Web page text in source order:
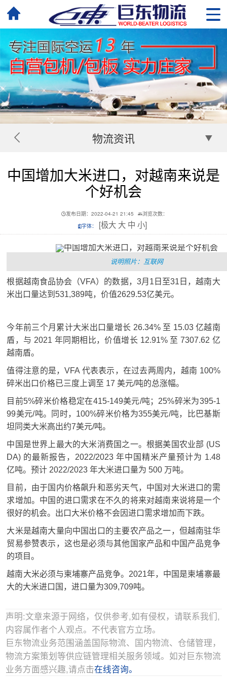
物流资讯
中国增加大米进口，对越南来说是
个好机会
发布日期：2022-04-21 21:45
浏览次数：
字体：
[极大 大 中 小]
说明照片：互联网
根据越南食品协会（VFA）的数据，3月1日至31日，越南大
米出口量达到531,389吨，价值2629.53亿美元。
今年前三个月累计大米出口量增长 26.34% 至 15.03 亿越南
盾，与 2021 年同期相比，价值增长 12.91% 至 7307.62 亿
越南盾。
值得注意的是，VFA 代表表示，在过去两周内，越南 100%
碎米出口价格已三度上调至 17 美元/吨的总涨幅。
目前5%碎米价格稳定在415-149美元/吨； 25%碎米为395-1
99美元/吨。
同时，100%碎米价格为355美元/吨，比巴基斯
坦同类大米高出约7美元/吨。
中国是世界上最大的大米消费国之一。 根据美国农业部 (US
DA) 的最新报告，2022/2023 年中国精米产量预计为 1.48
亿吨。预计 2022/2023 年大米进口量为 500 万吨。
目前，由于国内价格飙升和恶劣天气，中国对大米进口的需
求增加。 中国的进口需求在不久的将来对越南来说将是一个
很好的机会。 出口大米价格不会因进口需求增加而下跌。
大米是越南大量向中国出口的主要农产品之一，但越南驻华
贸易参赞表示，这也是必须与其他国家产品和中国产品竞争
的项目。
越南大米必须与柬埔寨产品竞争。 2021年，中国是柬埔寨最
大的大米进口国，进口量为309,709吨。
声明:文章来源于网络，仅供参考,如有侵权，请联系我们,
内容属作者个人观点。不代表官方立场。
巨东物流业务范围涵盖国际物流、国内物流、仓储管理，
物流方案策划等供应链管理相关服务领域。如对巨东物流
业务方面感兴趣,请点击在线咨询。